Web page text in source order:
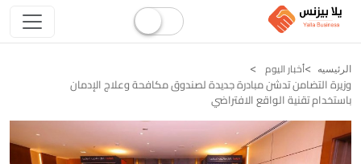
الرئيسيه أخبار اليوم
وزيرة التضامن تدشن مبادرة جديدة لصندوق مكافحة وعلاج الإدمان
باستخدام تقنية الواقع الافتراضي